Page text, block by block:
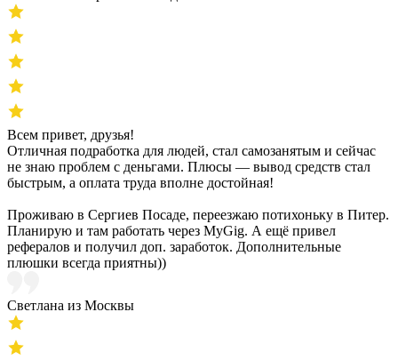
Всем привет, друзья!
Отличная подработка для людей, стал самозанятым и сейчас
не знаю проблем с деньгами. Плюсы — вывод средств стал
быстрым, а оплата труда вполне достойная!
Проживаю в Сергиев Посаде, переезжаю потихоньку в Питер.
Планирую и там работать через MyGig. А ещё привел
рефералов и получил доп. заработок. Дополнительные
плюшки всегда приятны))
Светлана из Москвы